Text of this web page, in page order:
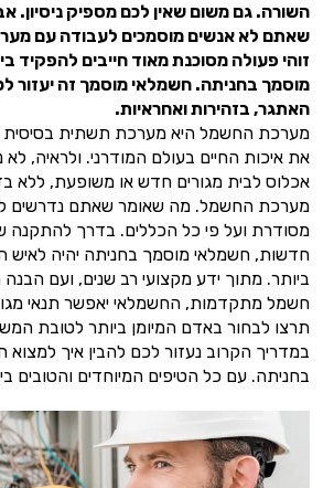
השורה. גם משום שאין לכם מספיק ניסיון.
שאתם לא אנשים מוסמכים לעבודה עם
זוהי פעולה מסוכנת מאוד חייבים להפקיד
מוסמך בחניתה. חשמלאי מוסמך זה יעזור
האתגר, בזהירות ואחראיות.
מערכת החשמל היא מערכת תשתית בסיסית
את איכות החיים בעולם המודרני. ולראיה, לא
אכלוס לבית מגורים חדש או משופעת, ללא
מערכת החשמל. מה שאומר שאתם נדרשים
מסודרת ועל פי כל הכללים. בדרך
חדשות, חשמלאי מוסמך בחניתה יהיה לאיש
ביותר. מתוך ידע מקצועי רב שנים, ועם
חשמל מתקדמות, החשמלאי יאפשר תנאי
תרצו לבחור באדם המיומן ביותר לטובת
במדריך הקרוב נעזור לכם להבין איך
בחניתה. עם כל הטיפים המיוחדים והטובים